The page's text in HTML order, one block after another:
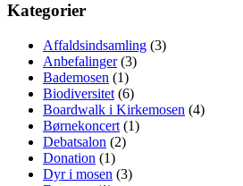
Kategorier
Affaldsindsamling (3)
Anbefalinger(3)
Bademosen (1)
Biodiversitet (6)
Boardwalk i Kirkemosen (4)
Børnekoncert (1)
Debatsalon (2)
Donation (1)
Dyr i mosen (3)